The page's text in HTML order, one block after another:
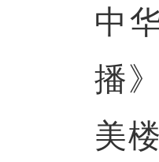
中
播
美